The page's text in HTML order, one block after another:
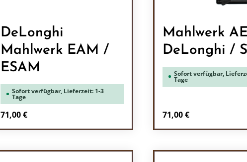
DeLonghi
Mahlwerk EAM /
ESAM
Sofort verfügbar, Lieferzeit: 1-3
Tage
Regulärer Preis:
71,00 €
Mahlwerk
DeLonghi /
Sofort verfügbar,
Tage
Regulärer Preis:
71,00 €